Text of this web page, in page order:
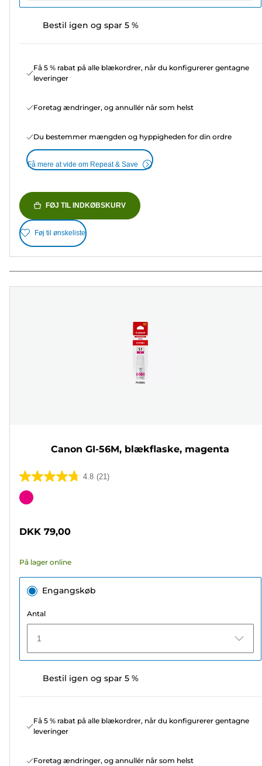
Bestil igen og spar 5 %
Få 5 % rabat på alle blækordrer, når du konfigurerer gentagne
leveringer
Foretag ændringer, og annullér når som helst
Du bestemmer mængden og hyppigheden for din ordre
Få mere at vide om Repeat & Save
FØJ TIL INDKØBSKURV
Føj til ønskeliste
Canon GI-56M, blækflaske, magenta
4.8 (21)
4.8
ud
stjerner.
anmeldelser
Farvepatron
DKK 79,00
På lager online
Engangskøb
Antal
1
Bestil igen og spar 5 %
Få 5 % rabat på alle blækordrer, når du konfigurerer gentagne
leveringer
Foretag ændringer, og annullér når som helst